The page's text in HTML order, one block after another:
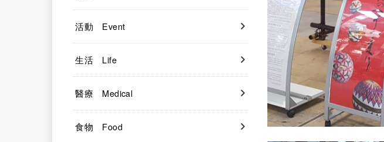
活動 Event
生活 Life
醫療 Medical
食物 Food